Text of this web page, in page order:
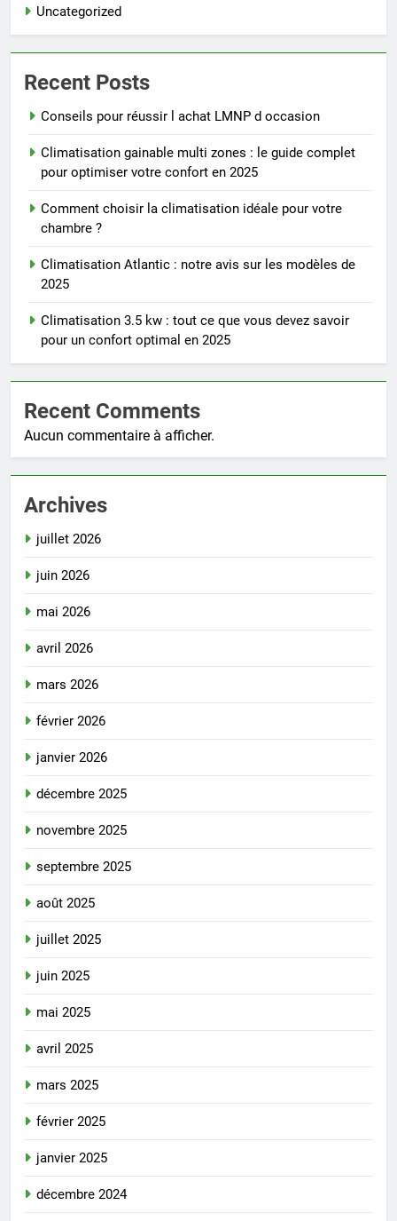
Uncategorized
Recent Posts
Conseils pour réussir l achat LMNP d occasion
Climatisation gainable multi zones : le guide complet
pour optimiser votre confort en 2025
Comment choisir la climatisation idéale pour votre
chambre ?
Climatisation Atlantic : notre avis sur les modèles de
2025
Climatisation 3.5 kw : tout ce que vous devez savoir
pour un confort optimal en 2025
Recent Comments
Aucun commentaire à afficher.
Archives
juillet 2026
juin 2026
mai 2026
avril 2026
mars 2026
février 2026
janvier 2026
décembre 2025
novembre 2025
septembre 2025
août 2025
juillet 2025
juin 2025
mai 2025
avril 2025
mars 2025
février 2025
janvier 2025
décembre 2024